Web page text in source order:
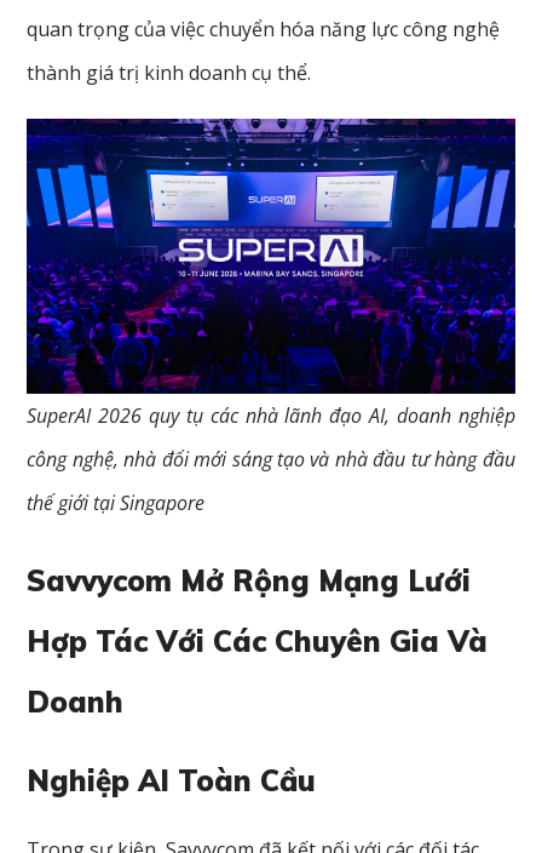
quan trọng của việc chuyển hóa năng lực công nghệ
thành giá trị kinh doanh cụ thể.
SuperAI 2026 quy tụ các nhà lãnh đạo AI, doanh nghiệp
công nghệ, nhà đổi mới sáng tạo và nhà đầu tư hàng đầu
thế giới tại Singapore
Savvycom Mở Rộng Mạng Lưới
Hợp Tác Với Các Chuyên Gia Và
Doanh
Nghiệp AI Toàn Cầu